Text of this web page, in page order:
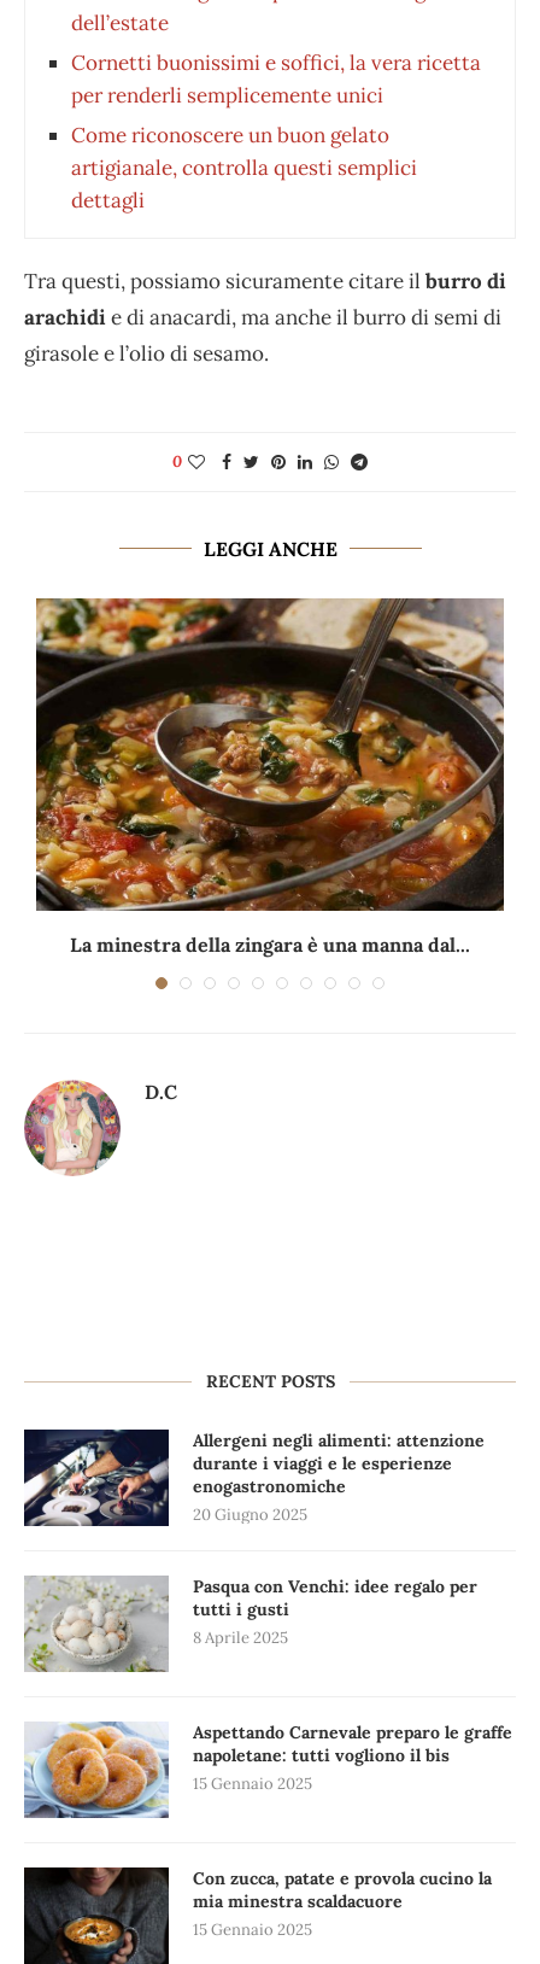
dell’estate
Cornetti buonissimi e soffici, la vera ricetta
per renderli semplicemente unici
Come riconoscere un buon gelato
artigianale, controlla questi semplici
dettagli
Tra questi, possiamo sicuramente citare il burro di
arachidie di anacardi, ma anche il burro di semi di
girasole e l’olio di sesamo.
0
LEGGI ANCHE
La minestra della zingara è una manna dal...
D.C
RECENT POSTS
Allergeni negli alimenti: attenzione
durante i viaggi e le esperienze
enogastronomiche
20 Giugno 2025
Pasqua con Venchi: idee regalo per
tutti i gusti
8 Aprile 2025
Aspettando Carnevale preparo le graffe
napoletane: tutti vogliono il bis
15 Gennaio 2025
Con zucca, patate e provola cucino la
mia minestra scaldacuore
15 Gennaio 2025